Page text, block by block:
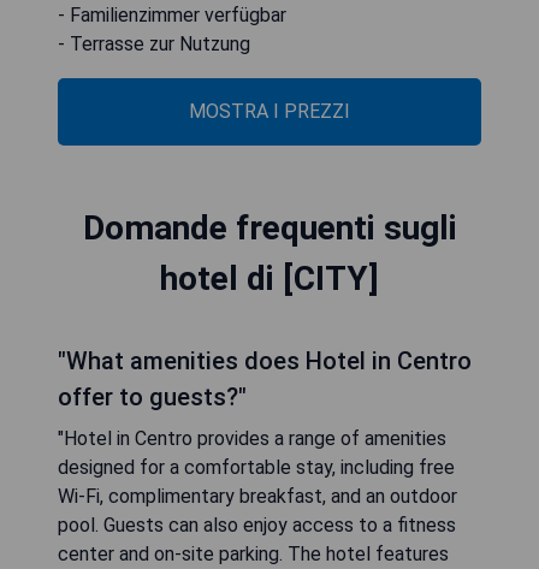
- Familienzimmer verfügbar
- Terrasse zur Nutzung
MOSTRA I PREZZI
Domande frequenti sugli
hotel di [CITY]
"What amenities does Hotel in Centro
offer to guests?"
"Hotel in Centro provides a range of amenities
designed for a comfortable stay, including free
Wi-Fi, complimentary breakfast, and an outdoor
pool. Guests can also enjoy access to a fitness
center and on-site parking. The hotel features